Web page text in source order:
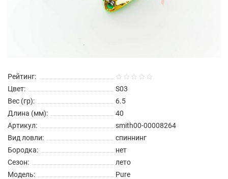
Рейтинг:
Цвет:
S03
Вес (гр):
6.5
Длина (мм):
40
Артикул:
smith00-00008264
Вид ловли:
спиннинг
Бородка:
нет
Сезон:
лето
Модель:
Pure